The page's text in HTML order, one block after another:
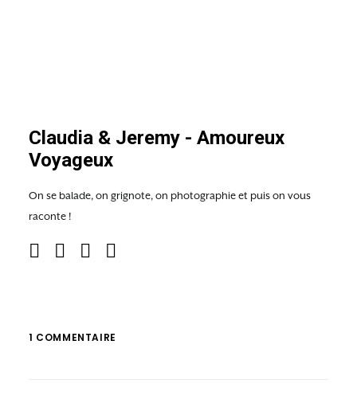
Claudia & Jeremy - Amoureux
Voyageux
On se balade, on grignote, on photographie et puis on vous
raconte !
1 COMMENTAIRE